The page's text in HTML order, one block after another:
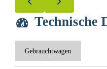
Technische
Gebrauchtwagen